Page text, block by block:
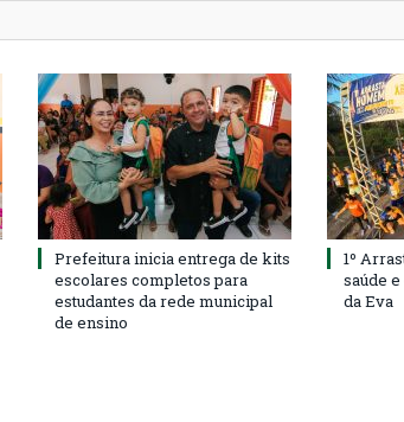
Prefeitura inicia entrega de kits
escolares completos para
estudantes da rede municipal
de ensino
1º
saúde
da Eva